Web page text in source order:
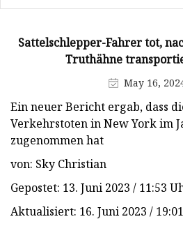
Sattelschlepper-Fahrer tot,
Truthähne
May 16,
Ein neuer Bericht ergab, dass
Verkehrstoten in New York im
zugenommen hat
von: Sky Christian
Gepostet: 13. Juni 2023 / 11:53
Aktualisiert: 16. Juni 2023 /